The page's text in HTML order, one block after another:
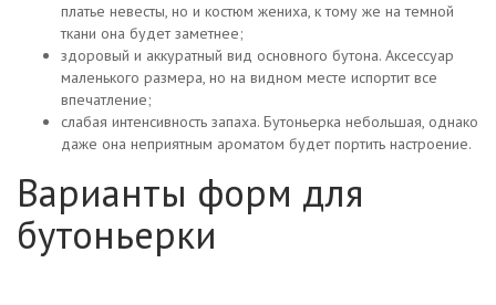
платье невесты, но и костюм жениха, к тому же на темной
ткани она будет заметнее;
здоровый и аккуратный вид основного бутона. Аксессуар
маленького размера, но на видном месте испортит все
впечатление;
слабая интенсивность запаха. Бутоньерка небольшая, однако
даже она неприятным ароматом будет портить настроение.
Варианты форм для
бутоньерки